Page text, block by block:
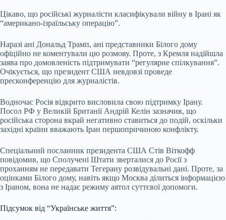
Цікаво, що російські журналісти класифікували війну в Ірані як
“американо-ізраїльську операцію”.
Наразі ані Дональд Трамп, ані представники Білого дому
офіційно не коментували цю розмову. Проте, з Кремля надійшла
заява про домовленість підтримувати “регулярне спілкування”.
Очікується, що президент США невдовзі проведе
пресконференцію для журналістів.
Водночас Росія відкрито висловила свою підтримку Ірану.
Посол РФ у Великій Британії Андрій Келін зазначив, що
російська сторона вкрай негативно ставиться до подій, оскільки
західні країни вважають Іран першопричиною конфлікту.
Спеціальний посланник президента США Стів Віткофф
повідомив, що Сполучені Штати зверталися до Росії з
проханням не передавати Тегерану розвідувальні дані. Проте, за
оцінками Білого дому, навіть якщо Москва ділиться інформацією
з Іраном, вона не надає режиму аятол суттєвої допомоги.
Підсумок від “Українське життя”: